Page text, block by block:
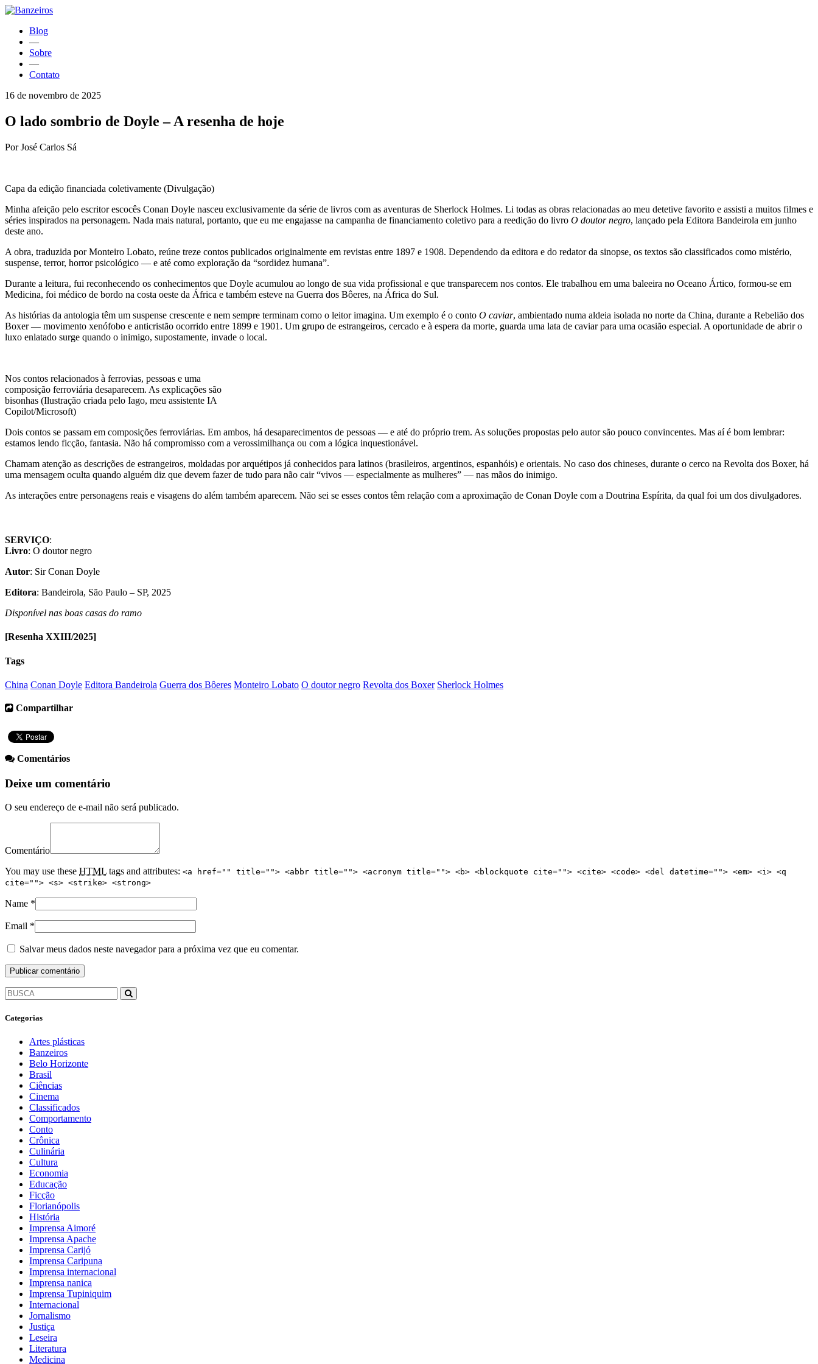
Blog
—
Sobre
—
Contato
16 de novembro de 2025
O lado sombrio de Doyle – A resenha de hoje
Por José Carlos Sá
Capa da edição financiada coletivamente (Divulgação)
Minha afeição pelo escritor escocês Conan Doyle nasceu exclusivamente da série de livros com as aventuras de Sherlock Holmes. Li todas as obras relacionadas ao meu detetive favorito e assisti a muitos filmes e
séries inspirados na personagem. Nada mais natural, portanto, que eu me engajasse na campanha de financiamento coletivo para a reedição do livro O doutor negro, lançado pela Editora Bandeirola em junho
deste ano.
A obra, traduzida por Monteiro Lobato, reúne treze contos publicados originalmente em revistas entre 1897 e 1908. Dependendo da editora e do redator da sinopse, os textos são classificados como mistério,
suspense, terror, horror psicológico — e até como exploração da “sordidez humana”.
Durante a leitura, fui reconhecendo os conhecimentos que Doyle acumulou ao longo de sua vida profissional e que transparecem nos contos. Ele trabalhou em uma baleeira no Oceano Ártico, formou-se em
Medicina, foi médico de bordo na costa oeste da África e também esteve na Guerra dos Bôeres, na África do Sul.
As histórias da antologia têm um suspense crescente e nem sempre terminam como o leitor imagina. Um exemplo é o conto O caviar, ambientado numa aldeia isolada no norte da China, durante a Rebelião dos
Boxer — movimento xenófobo e anticristão ocorrido entre 1899 e 1901. Um grupo de estrangeiros, cercado e à espera da morte, guarda uma lata de caviar para uma ocasião especial. A oportunidade de abrir o
luxo enlatado surge quando o inimigo, supostamente, invade o local.
Nos contos relacionados à ferrovias, pessoas e uma
composição ferroviária desaparecem. As explicações são
bisonhas (Ilustração criada pelo Iago, meu assistente IA
Copilot/Microsoft)
Dois contos se passam em composições ferroviárias. Em ambos, há desaparecimentos de pessoas — e até do próprio trem. As soluções propostas pelo autor são pouco convincentes. Mas aí é bom lembrar:
estamos lendo ficção, fantasia. Não há compromisso com a verossimilhança ou com a lógica inquestionável.
Chamam atenção as descrições de estrangeiros, moldadas por arquétipos já conhecidos para latinos (brasileiros, argentinos, espanhóis) e orientais. No caso dos chineses, durante o cerco na Revolta dos Boxer, há
uma mensagem oculta quando alguém diz que devem fazer de tudo para não cair “vivos — especialmente as mulheres” — nas mãos do inimigo.
As interações entre personagens reais e visagens do além também aparecem. Não sei se esses contos têm relação com a aproximação de Conan Doyle com a Doutrina Espírita, da qual foi um dos divulgadores.
SERVIÇO:
Livro: O doutor negro
Autor: Sir Conan Doyle
Editora: Bandeirola, São Paulo – SP, 2025
Disponível nas boas casas do ramo
[Resenha XXIII/2025]
Tags
China Conan Doyle Editora Bandeirola Guerra dos Bôeres Monteiro Lobato O doutor negro Revolta dos Boxer Sherlock Holmes
Compartilhar
Comentários
Deixe um comentário
O seu endereço de e-mail não será publicado.
Comentário
You may use these HTML tags and attributes: <a href="" title=""> <abbr title=""> <acronym title=""> <b> <blockquote cite=""> <cite> <code> <del datetime=""> <em> <i> <q
cite=""> <s> <strike> <strong>
Name *
Email *
Salvar meus dados neste navegador para a próxima vez que eu comentar.
Categorias
Artes plásticas
Banzeiros
Belo Horizonte
Brasil
Ciências
Cinema
Classificados
Comportamento
Conto
Crônica
Culinária
Cultura
Economia
Educação
Ficção
Florianópolis
História
Imprensa Aimoré
Imprensa Apache
Imprensa Carijó
Imprensa Caripuna
Imprensa internacional
Imprensa nanica
Imprensa Tupiniquim
Internacional
Jornalismo
Justiça
Leseira
Literatura
Medicina